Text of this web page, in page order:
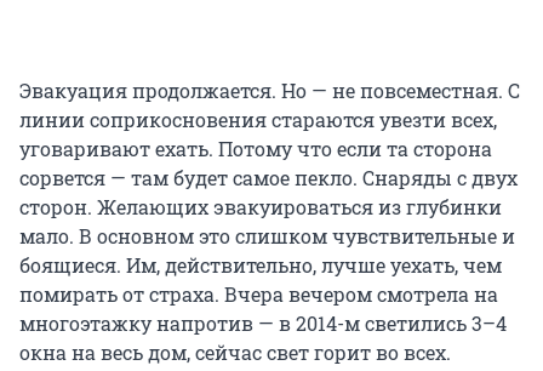
Эвакуация продолжается. Но — не повсеместная. С
линии соприкосновения стараются увезти всех,
уговаривают ехать. Потому что если та сторона
сорвется — там будет самое пекло. Снаряды с двух
сторон. Желающих эвакуироваться из глубинки
мало. В основном это слишком чувствительные и
боящиеся. Им, действительно, лучше уехать, чем
помирать от страха. Вчера вечером смотрела на
многоэтажку напротив — в 2014-м светились 3–4
окна на весь дом, сейчас свет горит во всех.